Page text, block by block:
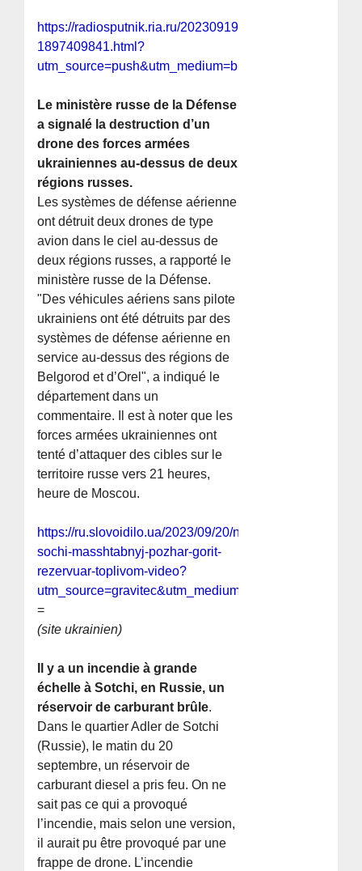
https://radiosputnik.ria.ru/20230919/bespilotniki-
1897409841.html?
Le ministère russe de la Défense
a signalé la destruction d’un
drone des forces armées
ukrainiennes au-dessus de deux
régions russes.
Les systèmes de défense aérienne
ont détruit deux drones de type
avion dans le ciel au-dessus de
deux régions russes, a rapporté le
ministère russe de la Défense.
"Des véhicules aériens sans pilote
ukrainiens ont été détruits par des
systèmes de défense aérienne en
service au-dessus des régions de
Belgorod et d’Orel", a indiqué le
département dans un
commentaire. Il est à noter que les
forces armées ukrainiennes ont
tenté d’attaquer des cibles sur le
territoire russe vers 21 heures,
heure de Moscou.
https://ru.slovoidilo.ua/2023/09/20/novost/obshhestvo/
sochi-masshtabnyj-pozhar-gorit-
rezervuar-toplivom-video?
=
(site ukrainien)
Il y a un incendie à grande
échelle à Sotchi, en Russie, un
réservoir de carburant brûle.
Dans le quartier Adler de Sotchi
(Russie), le matin du 20
septembre, un réservoir de
carburant diesel a pris feu. On ne
sait pas ce qui a provoqué
l’incendie, mais selon une version,
il aurait pu être provoqué par une
frappe de drone. L’incendie